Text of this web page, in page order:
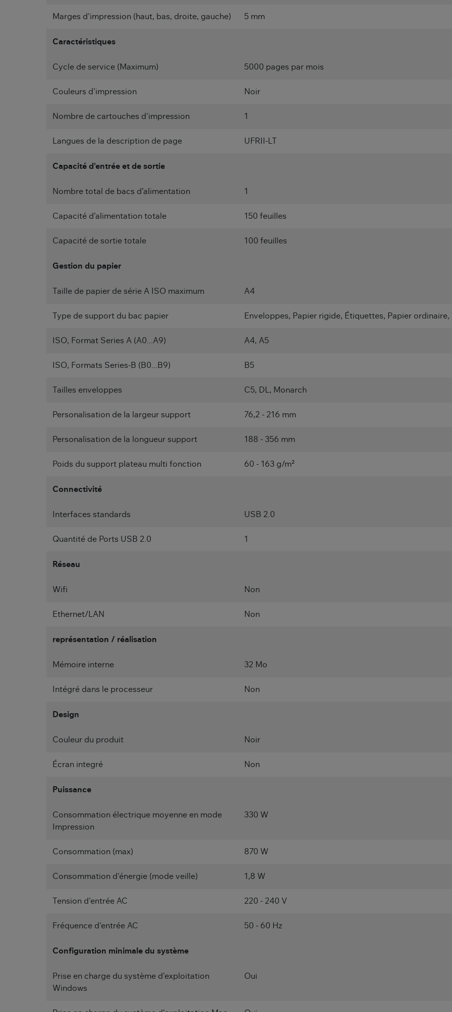
Marges d'impression (haut, bas, droite, gauche) 5 mm
Caractéristiques
Cycle de service (Maximum) 5000 pages par mois
Couleurs d'impression Noir
Nombre de cartouches d'impression 1
Langues de la description de page UFRII-LT
Capacité d'entrée et de sortie
Nombre total de bacs d’alimentation 1
Capacité d’alimentation totale 150 feuilles
Capacité de sortie totale 100 feuilles
Gestion du papier
Taille de papier de série A ISO maximum A4
Type de support du bac papier Enveloppes, Papier rigide, Étiquettes, Papier ordinaire,
ISO, Format Series A (A0...A9) A4, A5
ISO, Formats Series-B (B0...B9) B5
Tailles enveloppes C5, DL, Monarch
Personalisation de la largeur support 76,2 - 216 mm
Personalisation de la longueur support 188 - 356 mm
Poids du support plateau multi fonction 60 - 163 g/m²
Connectivité
Interfaces standards USB 2.0
Quantité de Ports USB 2.0 1
Réseau
Wifi Non
Ethernet/LAN Non
représentation / réalisation
Mémoire interne 32 Mo
Intégré dans le processeur Non
Design
Couleur du produit Noir
Écran integré Non
Puissance
Consommation électrique moyenne en mode
Impression
330 W
Consommation (max) 870 W
Consommation d'énergie (mode veille) 1,8 W
Tension d'entrée AC 220 - 240 V
Fréquence d'entrée AC 50 - 60 Hz
Configuration minimale du système
Prise en charge du système d'exploitation
Windows
Oui